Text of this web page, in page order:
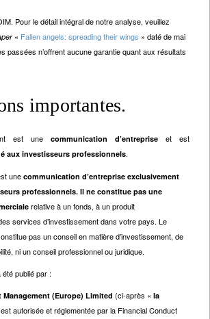
Pour le détail intégral de notre analyse, veuillez
« Fallen angels: spreading their wings » daté de mai
passées n’offrent aucune garantie quant aux résultats
importantes.
est une communication d’entreprise et est
aux investisseurs professionnels.
une communication d’entreprise exclusivement
professionnels. Il ne constitue pas une
relative à un fonds, à un produit
services d’investissement dans votre pays. Le
pas un conseil en matière d’investissement, de
ni un conseil professionnel ou juridique.
publié par :
(Europe) Limited (ci-après « la
autorisée et réglementée par la Financial Conduct